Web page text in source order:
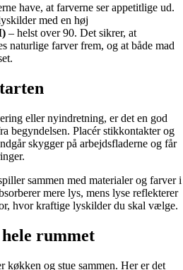
have, at farverne ser appetitlige ud.
med en høj
– helst over 90. Det sikrer, at
naturlige farver frem, og at både mad
eller nyindretning, er det en god
begyndelsen. Placér stikkontakter og
skygger på arbejdsfladerne og får
sammen med materialer og farver i
mere lys, mens lyse reflekterer
hvor kraftige lyskilder du skal vælge.
rummet
køkken og stue sammen. Her er det